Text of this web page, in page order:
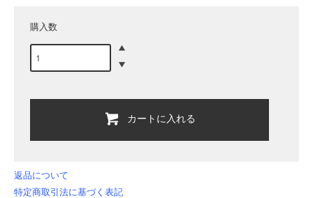
購入数
カートに入れる
返品について
特定商取引法に基づく表記